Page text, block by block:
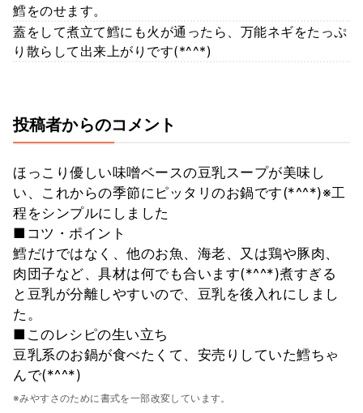
鱈をのせます。
蓋をして煮立て鱈にも火が通ったら、万能ネギをたっぷ
り散らして出来上がりです(*^^*)
投稿者からのコメント
ほっこり優しい味噌ベースの豆乳スープが美味し
い、これからの季節にピッタリのお鍋です(*^^*)※工
程をシンプルにしました
■コツ・ポイント
鱈だけではなく、他のお魚、海老、又は鶏や豚肉、
肉団子など、具材は何でも合います(*^^*)煮すぎる
と豆乳が分離しやすいので、豆乳を後入れにしまし
た。
■このレシピの生い立ち
豆乳系のお鍋が食べたくて、安売りしていた鱈ちゃ
んで(*^^*)
※みやすさのために書式を一部改変しています。